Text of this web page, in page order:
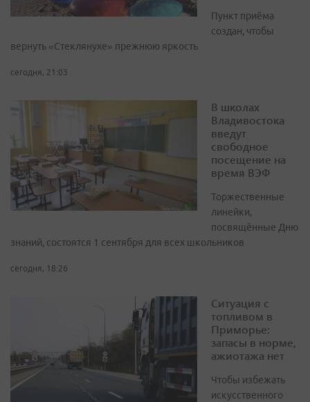
Пункт приёма
создан, чтобы
вернуть «Стеклянухе» прежнюю яркость
сегодня, 21:03
В школах
Владивостока
введут
свободное
посещение на
время ВЭФ
Торжественные
линейки,
посвящённые Дню
знаний, состоятся 1 сентября для всех школьников
сегодня, 18:26
Ситуация с
топливом в
Приморье:
запасы в норме,
ажиотажа нет
Чтобы избежать
искусственного